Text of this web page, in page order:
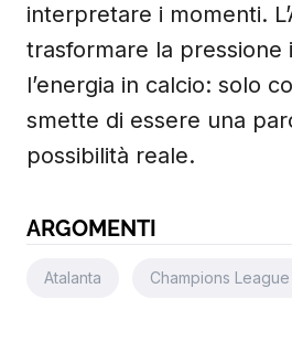
interpretare i momenti.
trasformare la pressione
l’energia in calcio: solo
smette di essere una
possibilità reale.
ARGOMENTI
Atalanta Champions League